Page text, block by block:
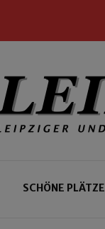
SCHÖNE PLÄTZE